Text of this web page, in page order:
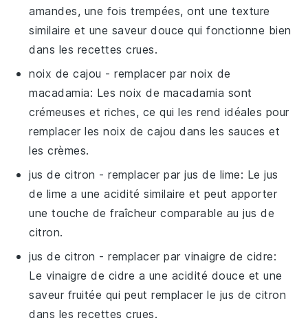
amandes, une fois trempées, ont une texture
similaire et une saveur douce qui fonctionne bien
dans les recettes crues.
noix de cajou - remplacer parnoix de
macadamia: Les noix de macadamia sont
crémeuses et riches, ce qui les rend idéales pour
remplacer les noix de cajou dans les sauces et
les crèmes.
jus de citron - remplacer parjus de lime: Le jus
de lime a une acidité similaire et peut apporter
une touche de fraîcheur comparable au jus de
citron.
jus de citron - remplacer parvinaigre de cidre:
Le vinaigre de cidre a une acidité douce et une
saveur fruitée qui peut remplacer le jus de citron
dans les recettes crues.